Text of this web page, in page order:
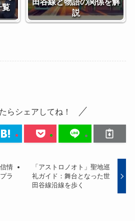
覧
説
らシェアしてね！
情
ラ
「アストロノオト」聖地巡
礼ガイド：舞台となった世
田谷線沿線を歩く